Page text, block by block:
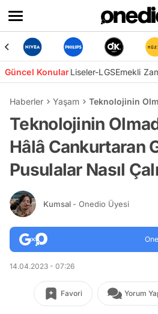
Güncel KonularLiseler-LGSEmekli
Haberler Yaşam Teknolojinin
Teknolojinin
Hâlâ Cankurtaran
Pusulalar Nasıl
Kumsal - Onedio Üyesi
14.04.2023 - 07:26
Favori Yorum